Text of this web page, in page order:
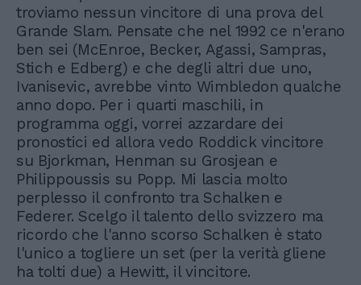
troviamo nessun vincitore di una prova del
Grande Slam. Pensate che nel 1992 ce n'erano
ben sei (McEnroe, Becker, Agassi, Sampras,
Stich e Edberg) e che degli altri due uno,
Ivanisevic, avrebbe vinto Wimbledon qualche
anno dopo. Per i quarti maschili, in
programma oggi, vorrei azzardare dei
pronostici ed allora vedo Roddick vincitore
su Bjorkman, Henman su Grosjean e
Philippoussis su Popp. Mi lascia molto
perplesso il confronto tra Schalken e
Federer. Scelgo il talento dello svizzero ma
ricordo che l'anno scorso Schalken è stato
l'unico a togliere un set (per la verità gliene
ha tolti due) a Hewitt, il vincitore.